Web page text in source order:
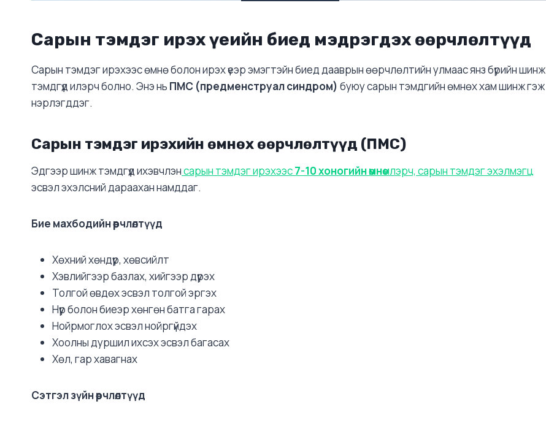
Сарын тэмдэг ирэх үеийн биед мэдрэгдэх өөрчлөлтүүд
Сарын тэмдэг ирэхээс өмнө болон ирэх үеэр эмэгтэйн биед дааврын өөрчлөлтийн улмаас янз бүрийн шинж
тэмдгүүд илэрч болно. Энэ нь ПМС (предменструал синдром) буюу сарын тэмдгийн өмнөх хам шинж гэж
нэрлэгддэг.
Сарын тэмдэг ирэхийн өмнөх өөрчлөлтүүд (ПМС)
Эдгээр шинж тэмдгүүд ихэвчлэнсарын тэмдэг ирэхээс7-10 хоногийн өмнөилэрч, сарын тэмдэг эхэлмэгц
эсвэл эхэлсний дараахан намддаг.
Бие махбодийн өөрчлөлтүүд
Хөхний хөндүүр, хөвсийлт
Хэвлийгээр базлах, хийгээр дүүрэх
Толгой өвдөх эсвэл толгой эргэх
Нүүр болон биеэр хөнгөн батга гарах
Нойрмоглох эсвэл нойргүйдэх
Хоолны дуршил ихсэх эсвэл багасах
Хөл, гар хавагнах
Сэтгэл зүйн өөрчлөлтүүд